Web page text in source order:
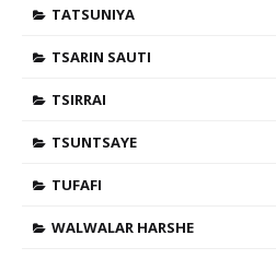
TATSUNIYA
TSARIN SAUTI
TSIRRAI
TSUNTSAYE
TUFAFI
WALWALAR HARSHE